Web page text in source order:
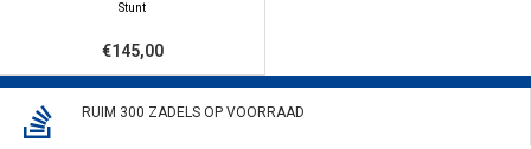
Stunt
€145,00
RUIM 300 ZADELS OP VOORRAAD